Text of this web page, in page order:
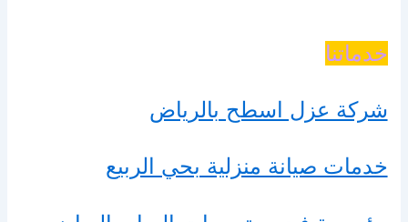
خدماتنا
شركة عزل اسطح بالرياض
خدمات صيانة منزلية بحي الربيع